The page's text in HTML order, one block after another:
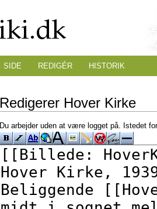
Redigerer Hover Kirke
Du arbejder uden at være logget på. Istedet
SIDE REDIGÉR HISTORIK